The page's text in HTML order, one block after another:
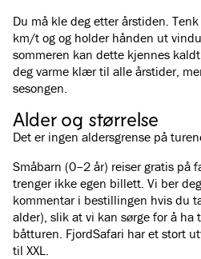
Du må kle deg etter årstiden.
km/t og og holder hånden ut
sommeren kan dette kjennes
deg varme klær til alle årstider,
sesongen.
Alder og størrelse
Det er ingen aldersgrense på
Småbarn (0–2 år) reiser gratis på
trenger ikke egen billett. Vi ber
kommentar i bestillingen hvis du
alder), slik at vi kan sørge for å
båtturen. FjordSafari har et stort
til XXL.